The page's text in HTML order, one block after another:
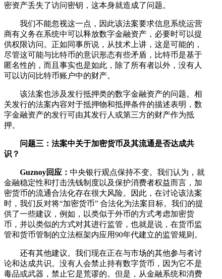
密资产丢失了访问密钥，这本身就造成了问题。
我们不能忽视这一点，因此该法案要求信息系统运营
商有义务在系统中可以释放数字金融资产，必要时可以提
供权限访问。正如同事所说，从技术上讲，这是可能的，
尽管这可能与比特币的意识形态有些矛盾，比特币是基于
匿名性的，而且事实也是如此，除了所有者以外，没有人
可以访问比特币账户中的财产。
该法案也涉及发行抵押类的数字金融资产的问题。相
关发行的法案内容对于抵押物和抵押条件的描述表明，数
字金融资产的发行可由其发行人或第三方的财产作为抵
押。
问题三：法案中关于加密货币及其流通是否达成共
识？
Guznoy回应： 中央银行观点保持不变。我们认为，就
金融稳定性和打击洗钱制度以及保护消费者权益而言，加
密货币的流通合法化存在很大风险。因此，在讨论该法案
时，我们反对将“加密货币” 合法化为法案目标。我们的提
供了一些建议，例如，以类似于外币的方式考虑加密货
币，并以类似的方式对其进行监管，也就是说，在货币监
管和货币管制的立法框架内应用90年代建立的监管规则。
还有其他建议。我们现在正在与市场的其他参与者讨
论和达成共识。没有人会禁止持有数字货币，因为它不是
毒品或武器，禁止它是荒谬的。但是，从金融系统和消费